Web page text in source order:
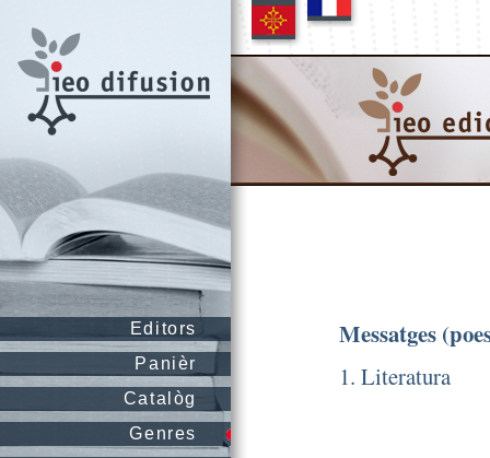
Editors
Panièr
Catalòg
Genres
Messatges
1. Literatura